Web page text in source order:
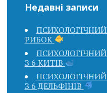
Недавні записи
РИБОК
З 6 КИТІВ
З 6 ДЕЛЬФІНІВ